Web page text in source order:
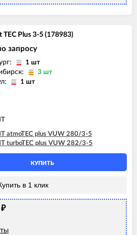
Plus 3-5 (178983)
запросу
1 шт
3 шт
1 шт
atmoTEC plus VUW 280/3-5
turboTEC plus VUW 282/3-5
КУПИТЬ
в 1 клик
₽